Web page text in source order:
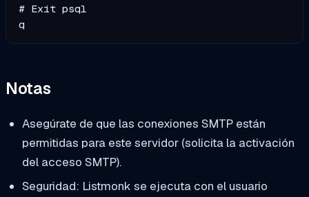
# Exit psql
Notas
Asegúrate de que las conexiones SMTP están
permitidas para este servidor (solicita la activación
del acceso SMTP).
Seguridad: Listmonk se ejecuta con el usuario